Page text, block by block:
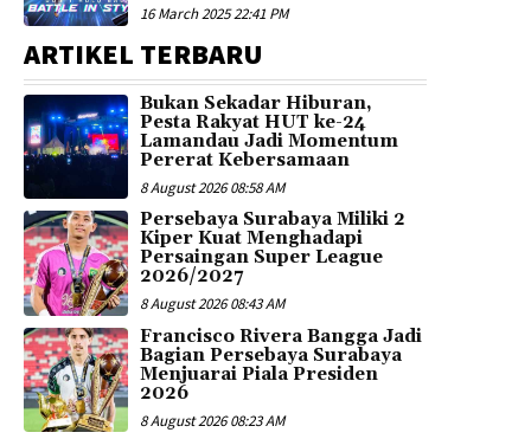
16 March 2025 22:41 PM
ARTIKEL TERBARU
Bukan Sekadar Hiburan,
Pesta Rakyat HUT ke-24
Lamandau Jadi Momentum
Pererat Kebersamaan
8 August 2026 08:58 AM
Persebaya Surabaya Miliki 2
Kiper Kuat Menghadapi
Persaingan Super League
2026/2027
8 August 2026 08:43 AM
Francisco Rivera Bangga Jadi
Bagian Persebaya Surabaya
Menjuarai Piala Presiden
2026
8 August 2026 08:23 AM